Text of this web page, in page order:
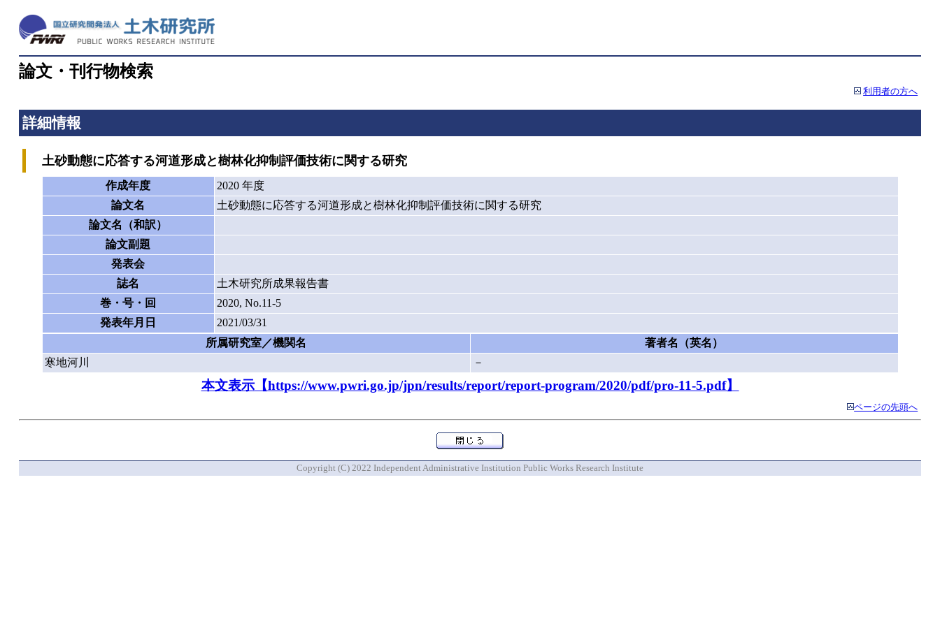
論文・刊行物検索
利用者の方へ
詳細情報
土砂動態に応答する河道形成と樹林化抑制評価技術に関する研究
作成年度
2020 年度
論文名
土砂動態に応答する河道形成と樹林化抑制評価技術に関する研究
論文名（和訳）
論文副題
発表会
誌名
土木研究所成果報告書
巻・号・回
2020, No.11-5
発表年月日
2021/03/31
所属研究室／機関名
著者名（英名）
寒地河川
－
本文表示【https://www.pwri.go.jp/jpn/results/report/report-program/2020/pdf/pro-11-5.pdf】
ページの先頭へ
Copyright (C) 2022 Independent Administrative Institution Public Works Research Institute